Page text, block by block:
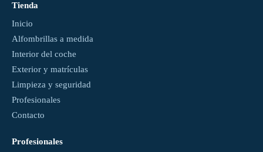
Tienda
Inicio
Alfombrillas a medida
Interior del coche
Exterior y matrículas
Limpieza y seguridad
Profesionales
Contacto
Profesionales